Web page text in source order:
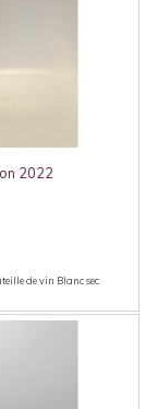
2022
de vin Blanc sec